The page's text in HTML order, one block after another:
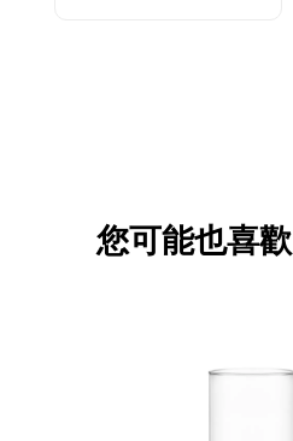
您可能也喜歡